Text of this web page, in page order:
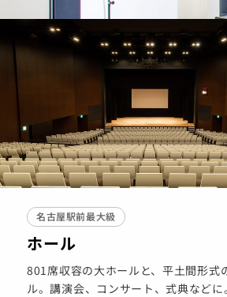
名古屋駅前最大級
ホール
801席収容の大ホールと、平土間形式
ル。講演会、コンサート、式典などに。